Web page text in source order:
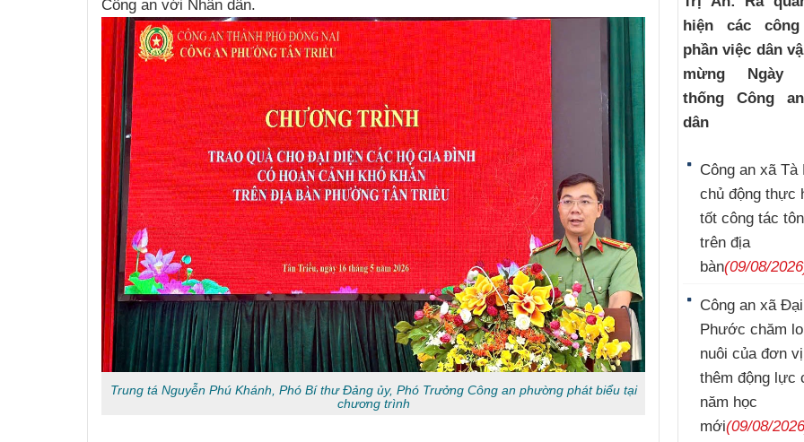
Công an với Nhân dân.
Trung tá Nguyễn Phú Khánh, Phó Bí thư Đảng ủy, Phó Trưởng Công an phường phát biểu tại
chương trình
hiện các
phần việc dân
mừng Ngày
thống Công
dân
Công an xã Tà
chủ động thực
tốt công tác
trên địa
bàn(09/08/
Công an xã Đại
Phước chăm
nuôi của đơn
thêm động lực
năm học
mới(09/08/